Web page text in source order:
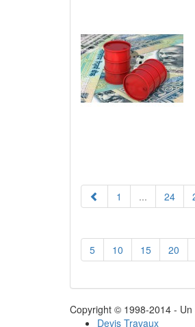
1 ... 24
5 10 15 20
Copyright © 1998-2014 - Un
Devis Travaux